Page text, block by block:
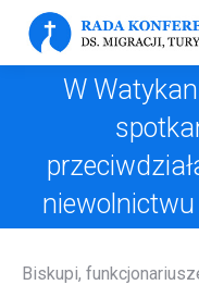
W
Biskupi,